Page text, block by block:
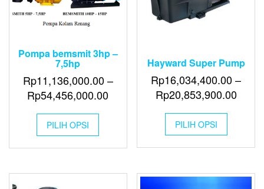
Pompa bemsmit 3hp –
7,5hp
Rp11,136,000.00–
Rp54,456,000.00
PILIH OPSI
Hayward Super Pump
Rp16,034,400.00–
Rp20,853,900.00
PILIH OPSI